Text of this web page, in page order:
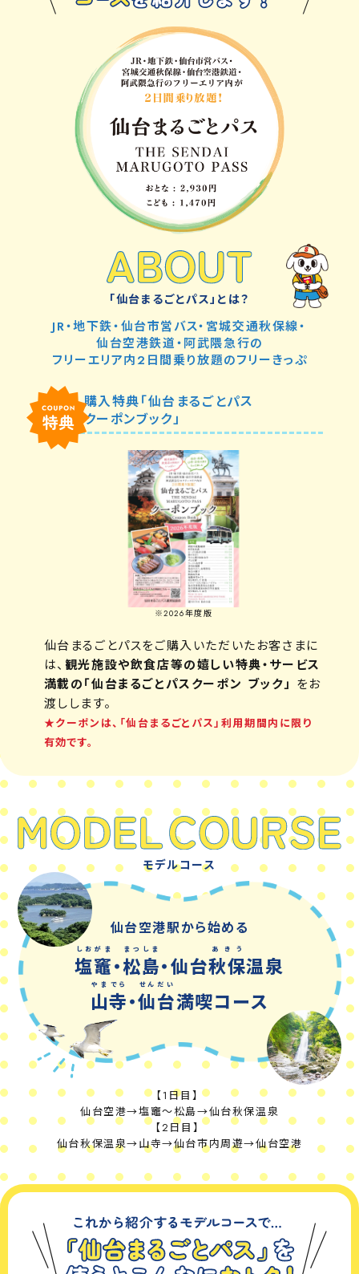
「仙台まるごとパス」とは？
JR・地下鉄・仙台市営バス・ 宮城交通秋保線・
仙台空港鉄道・阿武隈急行の
フリーエリア内2日間乗り放題のフリーきっぷ
購入特典「仙台まるごとパス
クーポンブック」
※2026年度版
仙台まるごとパスをご購入いただいたお客さまに
は、 観光施設や飲食店等の嬉しい特典・サービス
満載の「仙台まるごとパスクーポン ブック」 をお
渡しします。
★クーポンは、「仙台まるごとパス」利用期間内に限り
有効です。
モデルコース
仙台空港駅から始める
塩竈
しおがま
・松島
まつしま
・仙台秋保
あきう
温泉
山寺
やまでら
・仙台
せんだい
満喫コース
【1日目】
仙台空港→塩竈〜松島→仙台秋保温泉
【2日目】
仙台秋保温泉→山寺→仙台市内周遊→仙台空港